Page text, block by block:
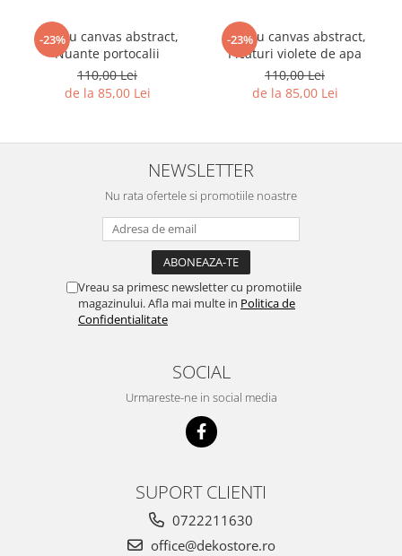
-23%
Tablou canvas abstract,
Nuante portocalii
110,00 Lei
de la 85,00 Lei
-23%
Tablou canvas abstract,
Picaturi violete de apa
110,00 Lei
de la 85,00 Lei
NEWSLETTER
Nu rata ofertele si promotiile noastre
Vreau sa primesc newsletter cu promotiile
magazinului. Afla mai multe in Politica de
Confidentialitate
SOCIAL
Urmareste-ne in social media
SUPORT CLIENTI
0722211630
office@dekostore.ro